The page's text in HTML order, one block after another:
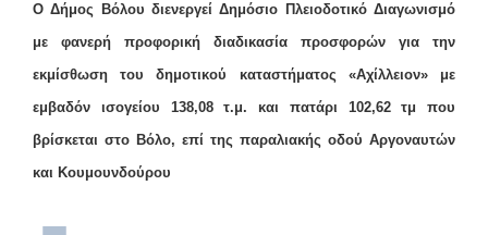
Ο Δήμος Βόλου διενεργεί Δημόσιο Πλειοδοτικό Διαγωνισμό
με φανερή προφορική διαδικασία προσφορών για την
εκμίσθωση του δημοτικού καταστήματος «Αχίλλειον» με
εμβαδόν ισογείου 138,08 τ.μ. και πατάρι 102,62 τμ που
βρίσκεται στο Βόλο, επί της παραλιακής οδού Αργοναυτών
και Κουμουνδούρου